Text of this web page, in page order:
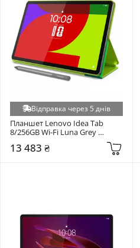
Відправка через 5 днів
Планшет Lenovo Idea Tab
8/256GB Wi-Fi Luna Grey
13 483 ₴